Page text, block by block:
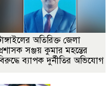
অতিরিক্ত জেলা
সঞ্জয় কুমার মহন্তের
ব্যাপক দুর্নীতির অভিযোগ